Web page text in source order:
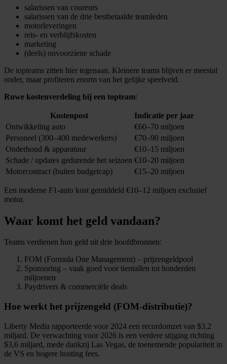
salarissen van coureurs
salarissen van de drie bestbetaalde teamleden
motorleveringen
reis- en verblijfskosten
marketing
(deels) onvoorziene schade
De topteams zitten hier tegenaan. Kleinere teams blijven er meestal
onder, maar profiteren enorm van het gelijke speelveld.
Ruwe kostenverdeling bij een topteam:
Kostenpost
Indicatie per jaar
Ontwikkeling auto
€60–70 miljoen
Personeel (300–400 medewerkers)
€70–90 miljoen
Onderhoud & apparatuur
€10–15 miljoen
Schade / updates gedurende het seizoen €10–20 miljoen
Motorcontract (buiten budgetcap)
€15–20 miljoen
Een moderne F1-auto kost gemiddeld €10–12 miljoen exclusief
motor.
Waar komt het geld vandaan?
Teams verdienen hun geld uit drie hoofdbronnen:
FOM (Formula One Management) – prijzengeldpool
Sponsoring – vaak goed voor tientallen tot honderden
miljoenen
Paydrivers & commerciële deals
Hoe werkt het prijzengeld (FOM-distributie)?
Liberty Media rapporteerde voor 2024 een recordomzet van $3,2
miljard. De verwachting voor 2026 is een verdere stijging richting
$3,6 miljard, mede dankzij Las Vegas, de toenemende populariteit in
de VS en hogere hosting fees.